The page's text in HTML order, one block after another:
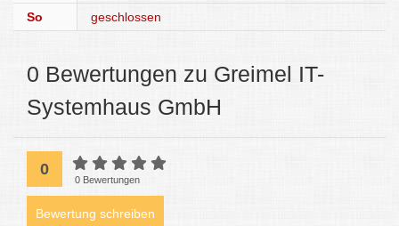
So
geschlossen
0 Bewertungen zu Greimel IT-
Systemhaus GmbH
0
0 Bewertungen
Bewertung schreiben